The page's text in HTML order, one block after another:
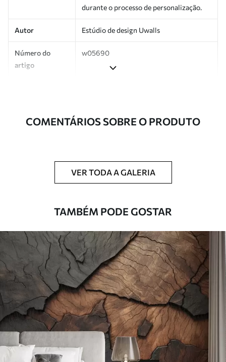
durante o processo de personalização.
Autor Estúdio de design Uwalls
Número do
artigo
w05690
rolos de até 50 cm de largura.
revestimento de verniz podem ser limpos
com água.
Método de
aplicação
Aplicação perfeita
Materiais disponíveis
Standard
27.00€ /m²
Premium
COMENTÁRIOS SOBRE O PRODUTO
VER TODA A GALERIA
TAMBÉM PODE GOSTAR